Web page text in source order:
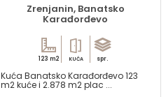
Zrenjanin, Banatsko
Karađorđevo
123 m2 KUĆA spr.
Kuća Banatsko Karađorđevo 123
m2 kuće i 2.878 m2 plac ...